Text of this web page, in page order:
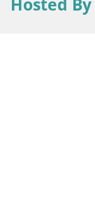
Hosted